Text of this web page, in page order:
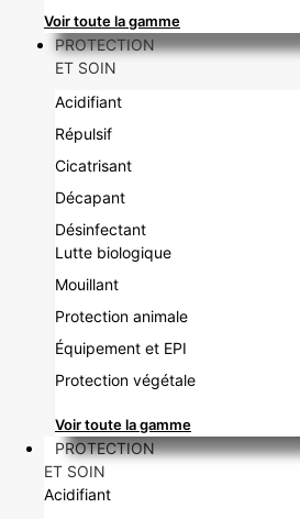
Voir toute la gamme
PROTECTION
ET SOIN
Acidifiant
Répulsif
Cicatrisant
Décapant
Désinfectant
Lutte biologique
Mouillant
Protection animale
Équipement et EPI
Protection végétale
Voir toute la gamme
PROTECTION
ET SOIN
Acidifiant